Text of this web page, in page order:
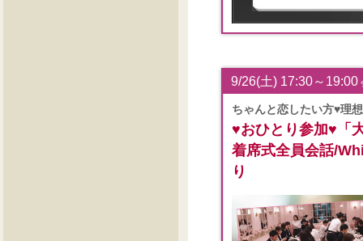
9/26(土) 17:30～19:00
ちゃんと恋したい方♥理
♥おひとり参加♥「
着席式全員会話/
り